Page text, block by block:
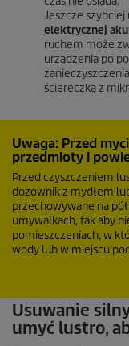
Jeszcze
elektrycznej
ruchem może
urządzenia po
ściereczką z
Uwaga: Przed
przedmioty i
Przed czyszczeniem
dozownik z mydłem
przechowywane na
umywalkach, tak aby
pomieszczeniach, w
wody lub w miejscu
Usuwanie
umyć lustro,